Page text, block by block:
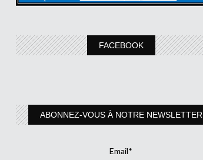
FACEBOOK
ABONNEZ-VOUS À NOTRE NEWSLETTER
Email*